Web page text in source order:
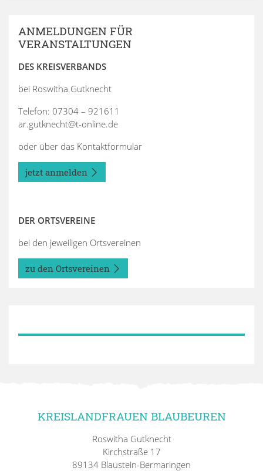
ANMELDUNGEN FÜR
VERANSTALTUNGEN
DES KREISVERBANDS
bei Roswitha Gutknecht
Telefon: 07304 – 921611
ar.gutknecht@t-online.de
oder über das Kontaktformular
jetzt anmelden
DER ORTSVEREINE
bei den jeweiligen Ortsvereinen
zu den Ortsvereinen
KREISLANDFRAUEN BLAUBEUREN
Roswitha Gutknecht
Kirchstraße 17
89134 Blaustein-Bermaringen